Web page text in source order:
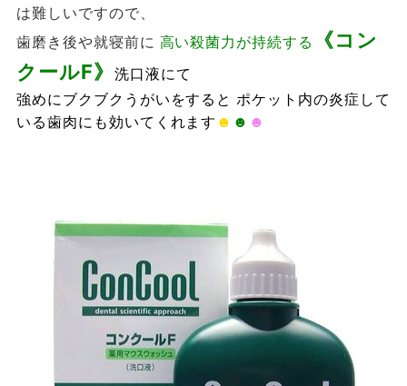
は難しいですので、
歯磨き後や就寝前に 高い殺菌力が持続する
《コン
クールF》 洗口液にて
強めにブクブクうがいをすると ポケット内の炎症して
いる歯肉にも効いてくれます ☻ ☻ ☻